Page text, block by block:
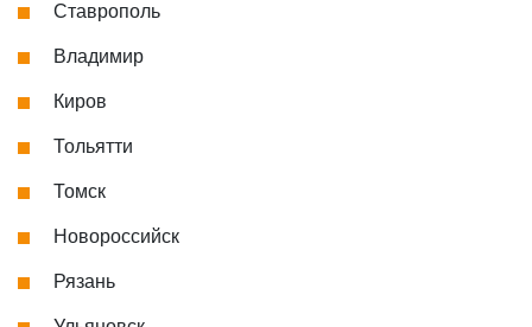
Ставрополь
Владимир
Киров
Тольятти
Томск
Новороссийск
Рязань